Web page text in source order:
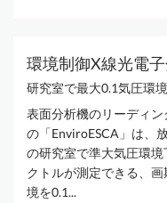
環境制御X線光電
研究室で最大0.1気圧環
表面分析機のリーディン
の「EnviroESCA」は、
の研究室で準大気圧環
クトルが測定できる、
境を0.1...